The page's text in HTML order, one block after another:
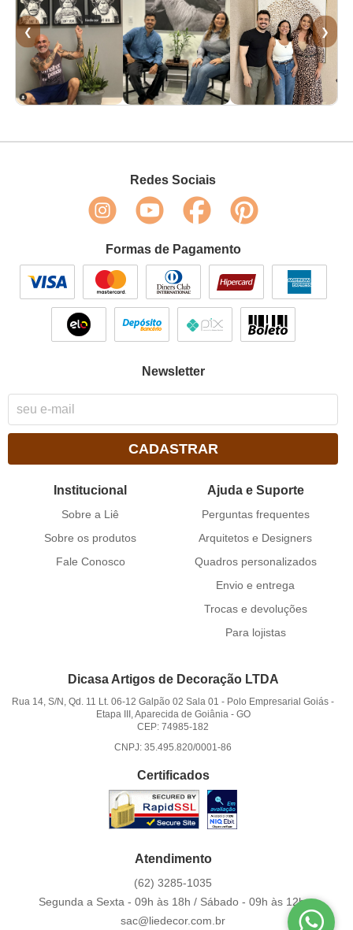
❮ ❯
Redes Sociais
Formas de Pagamento
Newsletter
CADASTRAR
Institucional
Sobre a Liê
Sobre os produtos
Fale Conosco
Ajuda e Suporte
Perguntas frequentes
Arquitetos e Designers
Quadros personalizados
Envio e entrega
Trocas e devoluções
Para lojistas
Dicasa Artigos de Decoração LTDA
Rua 14, S/N, Qd. 11 Lt. 06-12 Galpão 02 Sala 01 - Polo Empresarial Goiás -
Etapa III, Aparecida de Goiânia - GO
CEP: 74985-182
CNPJ: 35.495.820/0001-86
Certificados
Atendimento
(62) 3285-1035
Segunda a Sexta - 09h às 18h / Sábado - 09h às 12h.
sac@liedecor.com.br